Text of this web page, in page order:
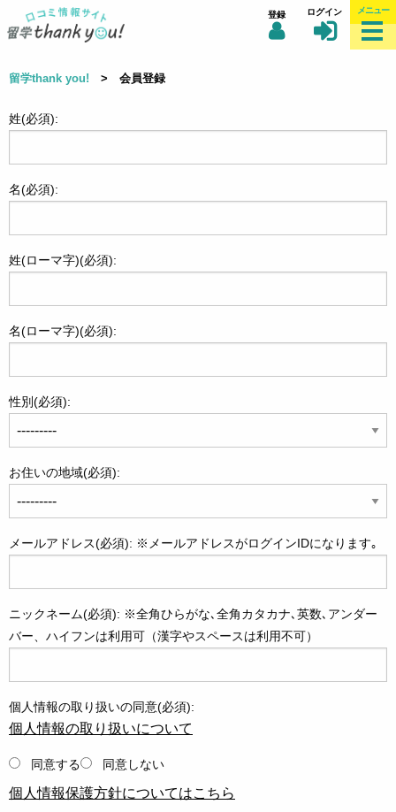
登録 ログイン メニュー
留学thank you! > 会員登録
姓(必須):
名(必須):
姓(ローマ字)(必須):
名(ローマ字)(必須):
性別(必須):
お住いの地域(必須):
メールアドレス(必須): ※メールアドレスがログインIDになります｡
ニックネーム(必須): ※全角ひらがな､全角カタカナ､英数､アンダー
バー、ハイフンは利用可（漢字やスペースは利用不可）
個人情報の取り扱いの同意(必須):
個人情報の取り扱いについて
同意する 同意しない
個人情報保護方針についてはこちら